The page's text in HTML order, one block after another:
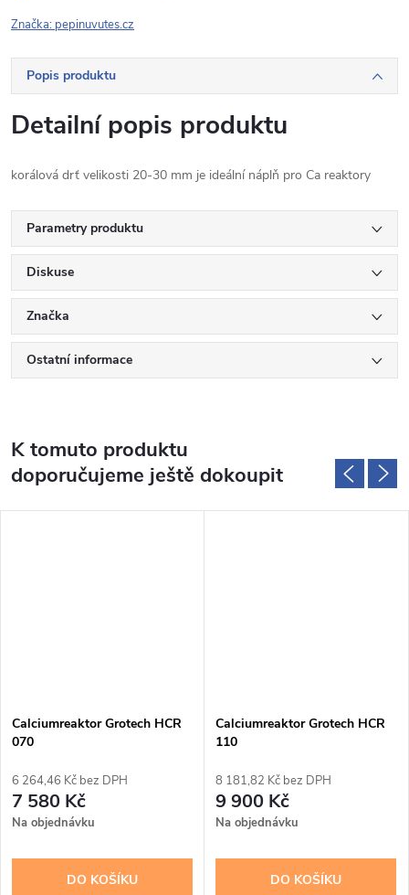
Značka: pepinuvutes.cz
Popis produktu
Detailní popis produktu
korálová drť velikosti 20-30 mm je ideální náplň pro Ca reaktory
Parametry produktu
Diskuse
Značka
Ostatní informace
K tomuto produktu
doporučujeme ještě dokoupit
Calciumreaktor Grotech HCR
070
6 264,46 Kč bez DPH
7 580 Kč
Na objednávku
DO KOŠÍKU
Calciumreaktor Grotech HCR
110
8 181,82 Kč bez DPH
9 900 Kč
Na objednávku
DO KOŠÍKU